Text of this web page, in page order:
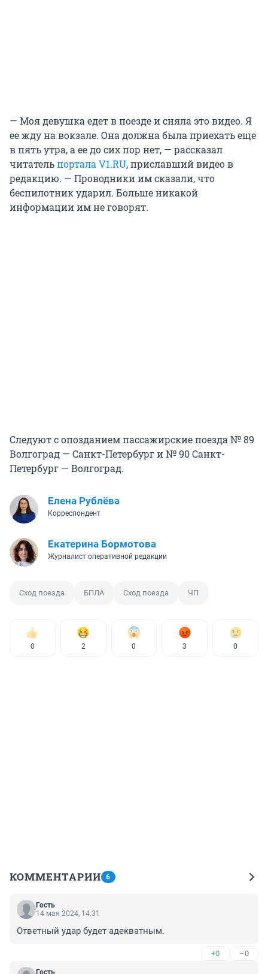
— Моя девушка едет в поезде и сняла это видео. Я
ее жду на вокзале. Она должна была приехать еще
в пять утра, а ее до сих пор нет, — рассказал
читательпортала V1.RU, приславший видео в
редакцию. — Проводники им сказали, что
беспилотник ударил. Больше никакой
информации им не говорят.
Следуют с опозданием пассажирские поезда № 89
Волгоград — Санкт-Петербург и № 90 Санкт-
Петербург — Волгоград.
Елена Рублёва
Корреспондент
Екатерина Бормотова
Журналист оперативной редакции
Сход поезда БПЛА Сход поезда ЧП
0 2 0 3 0
КОММЕНТАРИИ 6
Гость
14 мая 2024, 14:31
Ответный удар будет адекватным.
+0 –0
Гость